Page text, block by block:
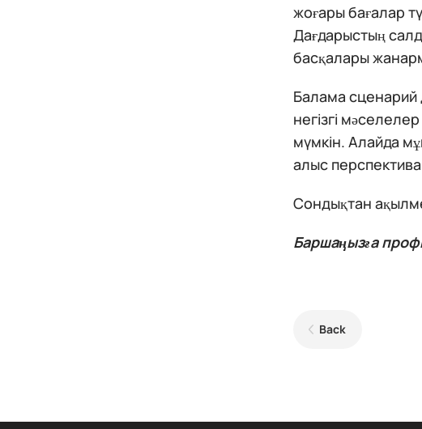
жоғары бағалар
Дағдарыстың
басқалары
Балама
негізгі
мүмкін. Алайда
алыс
Сондықтан
Баршаңызға
Back